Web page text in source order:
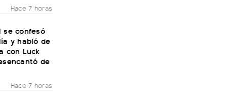
Hace 7 horas
se confesó
y habló de
con Luck
de
Hace 7 horas